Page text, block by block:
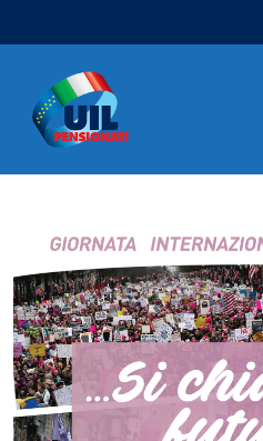
Navigazione principale